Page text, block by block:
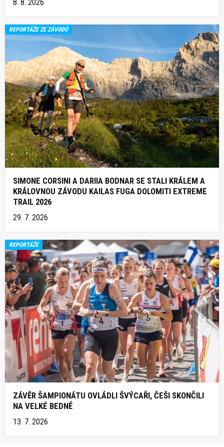
8. 8. 2026
REPORTÁŽE ZE ZÁVODŮ
SIMONE CORSINI A DARIIA BODNAR SE STALI KRÁLEM A
KRÁLOVNOU ZÁVODU KAILAS FUGA DOLOMITI EXTREME
TRAIL 2026
29. 7. 2026
REPORTÁŽE
ZÁVĚR ŠAMPIONÁTU OVLÁDLI ŠVÝCAŘI, ČEŠI SKONČILI
NA VELKÉ BEDNĚ
13. 7. 2026